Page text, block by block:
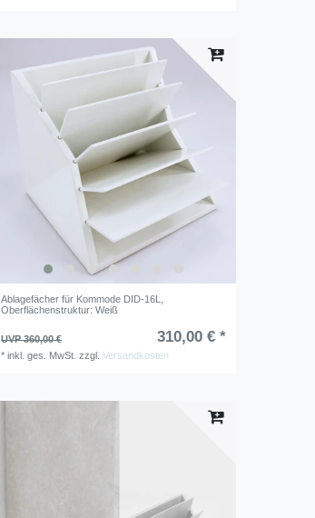
Ablagefächer für Kommode DID-16L
Oberflächenstruktur: Weiß
UVP 360,00 € 310,00 € *
*inkl. ges. MwSt. zzgl.Versandkosten